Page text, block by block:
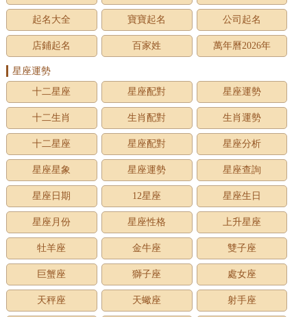
起名大全 寶寶起名 公司起名
店鋪起名 百家姓 萬年曆2026年
星座運勢
十二星座
星座配對 星座運勢
十二生肖 生肖配對 生肖運勢
十二星座 星座配對 星座分析
星座星象 星座運勢 星座查詢
星座日期 12星座 星座生日
星座月份 星座性格 上升星座
牡羊座 金牛座 雙子座
巨蟹座 獅子座 處女座
天秤座 天蠍座 射手座